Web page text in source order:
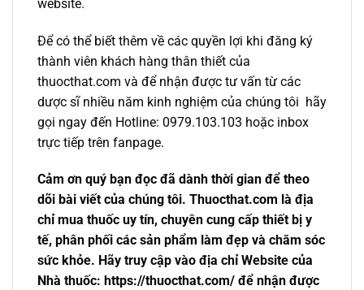
website.
Để có thể biết thêm về các quyền lợi khi đăng ký
thành viên khách hàng thân thiết của
thuocthat.com và để nhận được tư vấn từ các
dược sĩ nhiều năm kinh nghiệm của chúng tôi hãy
gọi ngay đến Hotline: 0979.103.103 hoặc inbox
trực tiếp trên fanpage.
Cảm ơn quý bạn đọc đã dành thời gian để theo
dõi bài viết của chúng tôi. Thuocthat.com là địa
chỉ mua thuốc uy tín, chuyên cung cấp thiết bị y
tế, phân phối các sản phẩm làm đẹp và chăm sóc
sức khỏe. Hãy truy cập vào địa chỉ Website của
Nhà thuốc: https://thuocthat.com/ để nhận được